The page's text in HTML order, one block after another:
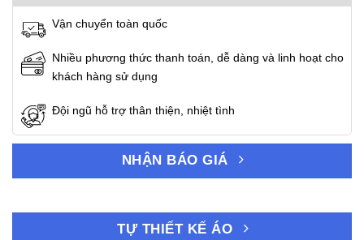
Vận chuyển toàn quốc
Nhiều phương thức thanh toán, dễ dàng và linh hoạt cho
khách hàng sử dụng
Đội ngũ hỗ trợ thân thiện, nhiệt tình
NHẬN BÁO GIÁ
TỰ THIẾT KẾ ÁO